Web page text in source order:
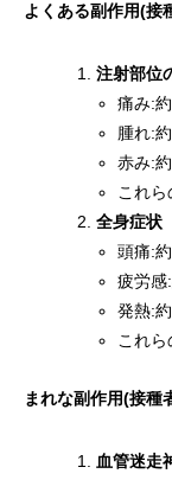
よくある副作用(接
注射部位
痛み:
腫れ:
赤み:
これ
全身症状
頭痛:
疲労感
発熱:
これ
まれな副作用(接種
血管迷走